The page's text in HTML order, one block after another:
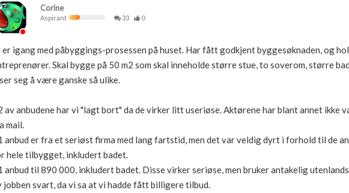
Corine
Aspirant 33 0
er igang med påbyggings-prosessen på huset. Har fått godkjent byggesøknaden, og
Skal bygge på 50 m2 som skal inneholde større stue, to soverom, større
seg å være ganske så ulike.
av anbudene har vi "lagt bort" da de virker litt useriøse. Aktørene har blant annet ikke
mail.
anbud er fra et seriøst firma med lang fartstid, men det var veldig dyrt i forhold til de
hele tilbygget, inkludert badet.
anbud til 890 000, inkludert badet. Disse virker seriøse, men bruker antakelig
jobben svart, da vi sa at vi hadde fått billigere tilbud.